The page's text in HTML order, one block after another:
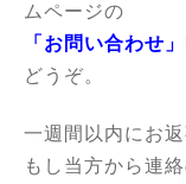
ムページの
「お問い合わせ」
どうぞ。
一週間以内にお返
もし当方から連